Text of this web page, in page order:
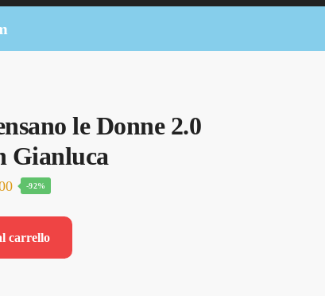
le Donne 2.0
Gianluca
Il
attuale
è:
-92%
carrello